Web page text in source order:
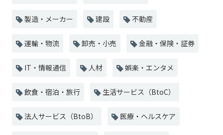
製造・メーカー 建設 不動産
運輸・物流 卸売・小売 金融・保険・証券
IT・情報通信 人材 娯楽・エンタメ
飲食・宿泊・旅行 生活サービス（BtoC）
法人サービス（BtoB） 医療・ヘルスケア